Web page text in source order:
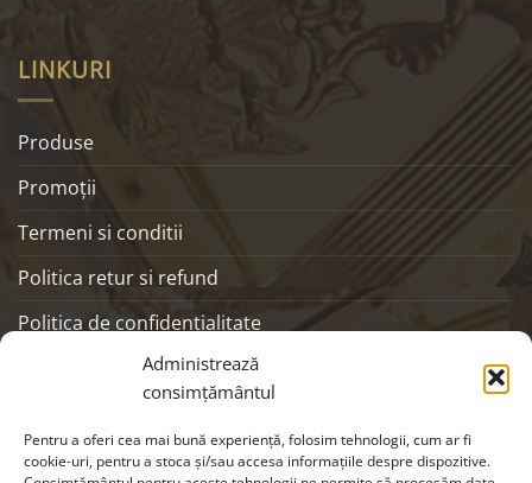
Administrează
consimțământul
Pentru a oferi cea mai bună experiență, folosim tehnologii, cum ar fi
cookie-uri, pentru a stoca și/sau accesa informațiile despre dispozitive.
LINKURI
Produse
Promoţii
Termeni si conditii
Politica retur si refund
Politica de confidentialitate
SOCIALS